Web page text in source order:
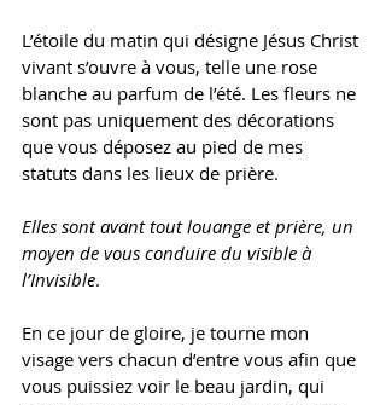
L’étoile du matin qui désigne Jésus Christ
vivant s’ouvre à vous, telle une rose
blanche au parfum de l’été. Les fleurs ne
sont pas uniquement des décorations
que vous déposez au pied de mes
statuts dans les lieux de prière.
Elles sont avant tout louange et prière, un
moyen de vous conduire du visible à
l’Invisible.
En ce jour de gloire, je tourne mon
visage vers chacun d’entre vous afin que
vous puissiez voir le beau jardin, qui